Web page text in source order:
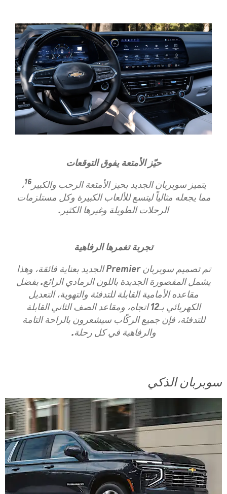
​حيّز الأمتعة يفوق التوقعات
يتميز سوبربان الجديد بحيز الأمتعة الرحب والكبير 16،
مما يجعله مثالياً ليتسع للألعاب الكبيرة وكل مستلزمات
الرحلات الطويلة وغيرها الكثير.
​تجربة تغمرها الرفاهية
تم تصميم سوبربان Premier الجديد بعناية فائقة، وهذا
يشمل المقصورة الجديدة باللون الرمادي الرائع. بفضل
مقاعده الأمامية القابلة للتدفئة والتهوية، التعديل
الكهربائي بـ12 اتجاه، ومقاعد الصف الثاني القابلة
للتدفئة، فإن جميع الركّاب سيشعرون بالراحة التامة
والرفاهية في كل رحلة.
سوبربان الذكي